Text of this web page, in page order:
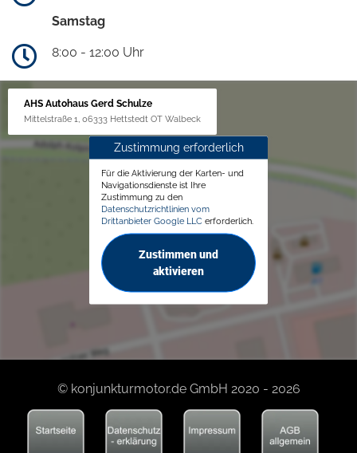
Samstag
8:00 - 12:00 Uhr
AHS Autohaus Gerd Schulze
Mittelstraße 1, 06333 Hettstedt OT Walbeck
Zustimmung erforderlich
Für die Aktivierung der Karten- und
Navigationsdienste ist Ihre
Zustimmung zu den
Datenschutzrichtlinien vom
Drittanbieter Google LLC erforderlich.
Zustimmen und
aktivieren
© konjunkturmotor.de GmbH 2020 - 2026